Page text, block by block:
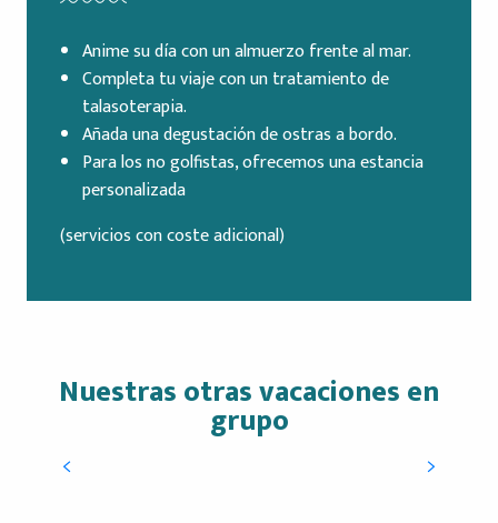
Anime su día con un almuerzo frente al mar.
Completa tu viaje con un tratamiento de
talasoterapia.
Añada una degustación de ostras a bordo.
Para los no golfistas, ofrecemos una estancia
personalizada
(servicios con coste adicional)
Nuestras otras vacaciones en
grupo